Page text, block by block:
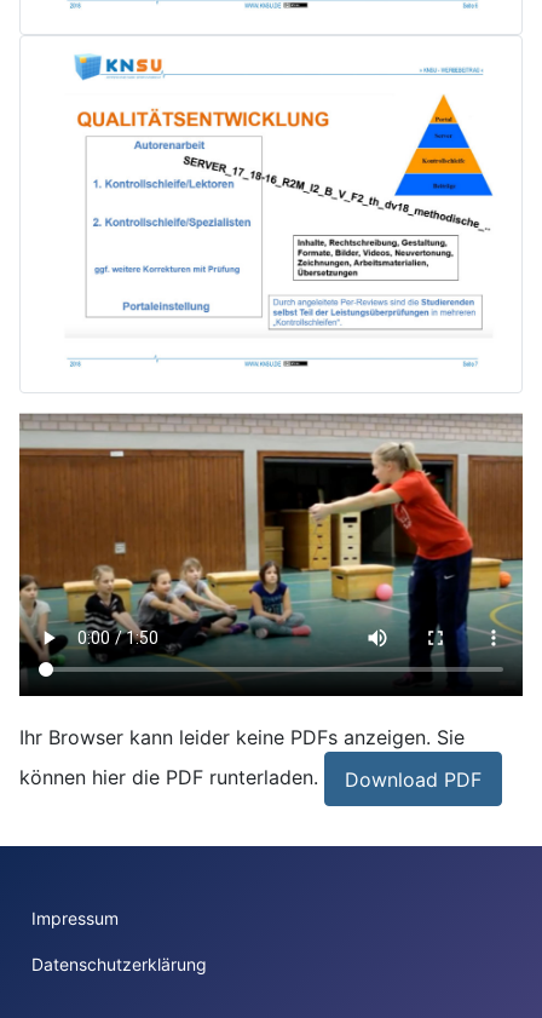
Ihr Browser kann leider keine PDFs anzeigen. Sie
können hier die PDF runterladen.
Download PDF
Impressum
Datenschutzerklärung